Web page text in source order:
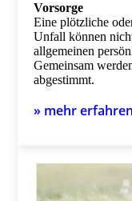
Vorsorge
Eine plötzliche
Unfall können
allgemeinen
Gemeinsam
abgestimmt.
» mehr erfahren